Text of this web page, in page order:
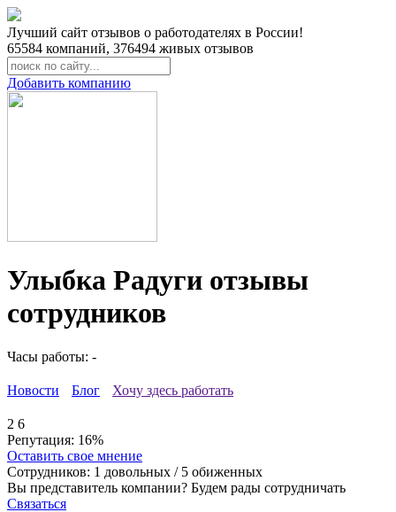
Лучший сайт отзывов о работодателях в России!
65584 компаний, 376494 живых отзывов
Добавить компанию
Улыбка Радуги отзывы
сотрудников
Часы работы: -
Новости Блог Хочу здесь работать
2 6
Репутация: 16%
Оставить свое мнение
Сотрудников: 1 довольных / 5 обиженных
Вы представитель компании? Будем рады сотрудничать
Связаться